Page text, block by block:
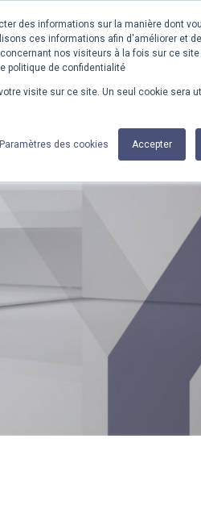
des informations sur la manière dont
ces informations afin d'améliorer et de
nos visiteurs à la fois sur ce site
politique de confidentialité
visite sur ce site. Un seul cookie sera
Paramètres des cookies Accepter
UNIVERS
bois ni